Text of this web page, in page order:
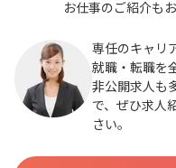
お仕事のご紹介も
専任のキャリ
就職・転職を
非公開求人も
で、ぜひ求人
さい。